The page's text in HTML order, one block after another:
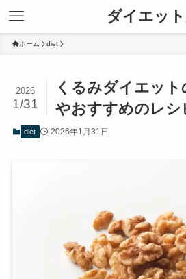
ダイエッ
ホーム diet
くるみダイエッ
やおすすめのレシ
2026
1/31
diet 2026年1月31日